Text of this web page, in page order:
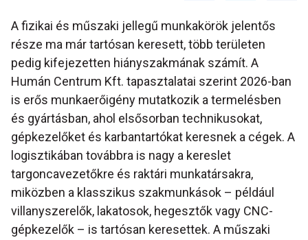
A fizikai és műszaki jellegű munkakörök jelentős
része ma már tartósan keresett, több területen
pedig kifejezetten hiányszakmának számít. A
Humán Centrum Kft. tapasztalatai szerint 2026-ban
is erős munkaerőigény mutatkozik a termelésben
és gyártásban, ahol elsősorban technikusokat,
gépkezelőket és karbantartókat keresnek a cégek. A
logisztikában továbbra is nagy a kereslet
targoncavezetőkre és raktári munkatársakra,
miközben a klasszikus szakmunkások – például
villanyszerelők, lakatosok, hegesztők vagy CNC-
gépkezelők – is tartósan keresettek. A műszaki